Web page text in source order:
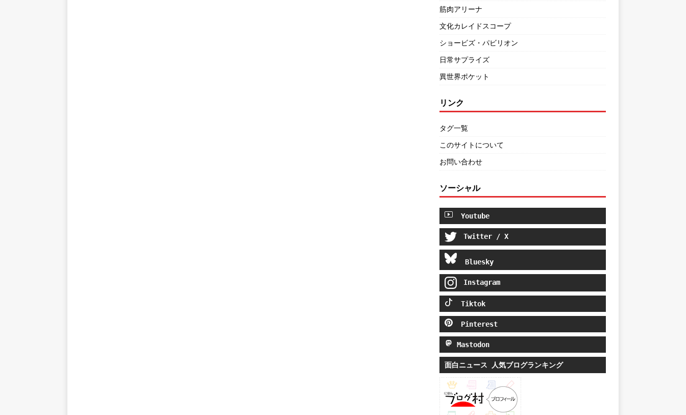
筋肉アリーナ
文化カレイドスコープ
ショービズ・パビリオン
日常サプライズ
異世界ポケット
リンク
タグ一覧
このサイトについて
お問い合わせ
ソーシャル
Youtube
Twitter / X
Bluesky
Instagram
Tiktok
Pinterest
Mastodon
面白ニュース 人気ブログランキング